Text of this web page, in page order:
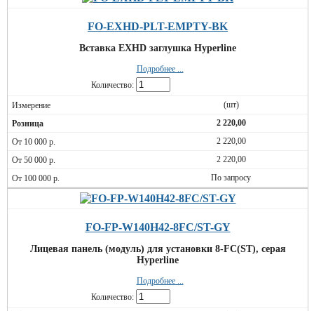
FO-EXHD-PLT-EMPTY-BK
Вставка EXHD заглушка Hyperline
Подробнее ...
Количество:
(шт)
2 220,00
2 220,00
2 220,00
По запросу
FO-FP-W140H42-8FC/ST-GY
Лицевая панель (модуль) для установки 8-FC(ST), серая
Hyperline
Подробнее ...
Количество: